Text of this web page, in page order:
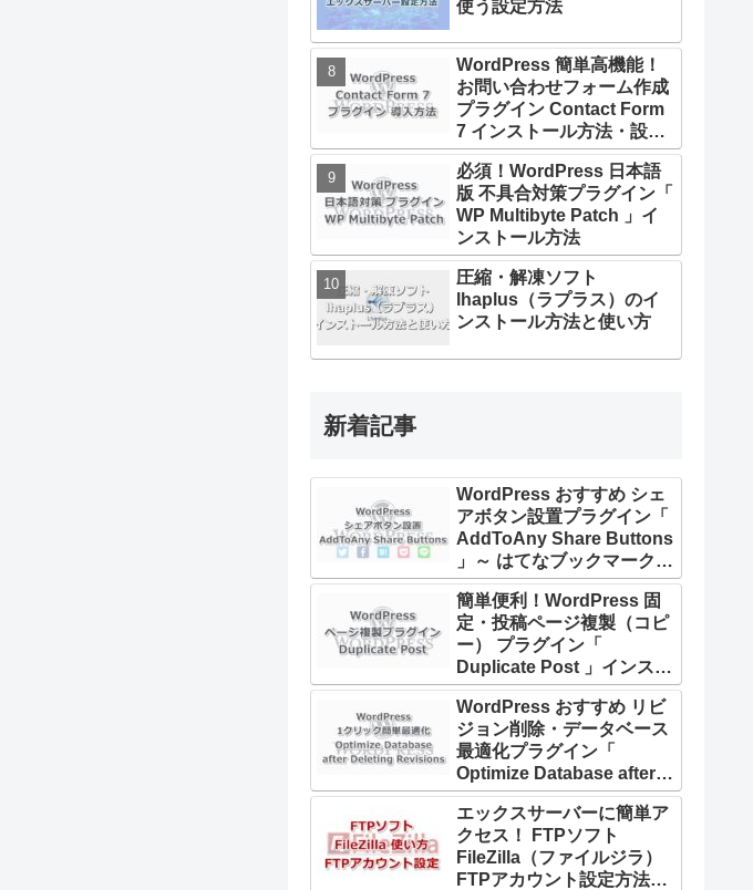
使う設定方法
WordPress 簡単高機能！
お問い合わせフォーム作成
プラグイン Contact Form
7 インストール方法・設定
方法
必須！WordPress 日本語
版 不具合対策プラグイン「
WP Multibyte Patch 」イ
ンストール方法
圧縮・解凍ソフト
lhaplus（ラプラス）のイ
ンストール方法と使い方
新着記事
WordPress おすすめ シェ
アボタン設置プラグイン「
AddToAny Share Buttons
」～ はてなブックマーク・
LINE対応 ～ 導入方法
簡単便利！WordPress 固
定・投稿ページ複製（コピ
ー） プラグイン「
Duplicate Post 」インスト
ール・設定・使用方法
WordPress おすすめ リビ
ジョン削除・データベース
最適化プラグイン「
Optimize Database after
Deleting Revisions 」導入
方法
エックスサーバーに簡単ア
クセス！ FTPソフト
FileZilla（ファイルジラ）
FTPアカウント設定方法と